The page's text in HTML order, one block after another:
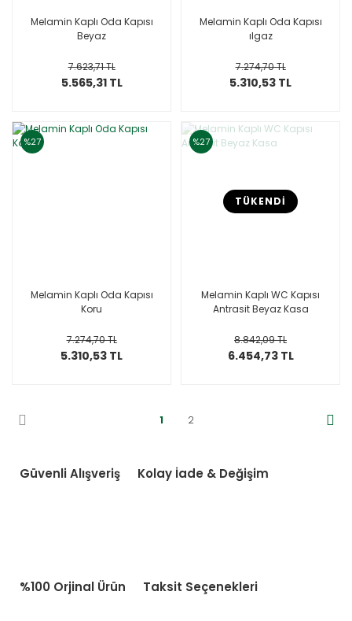
Melamin Kaplı Oda Kapısı
Beyaz
7.623,71 TL
5.565,31 TL
Melamin Kaplı Oda Kapısı
ılgaz
7.274,70 TL
5.310,53 TL
%27
Melamin Kaplı Oda Kapısı
Koru
7.274,70 TL
5.310,53 TL
%27
TÜKENDİ
Melamin Kaplı WC Kapısı
Antrasit Beyaz Kasa
8.842,09 TL
6.454,73 TL
1 2
Güvenli Alışveriş Kolay İade & Değişim
%100 Orjinal Ürün Taksit Seçenekleri